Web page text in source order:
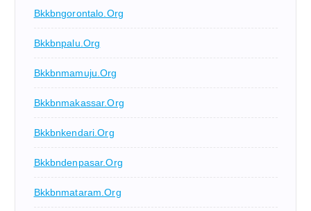
Bkkbngorontalo.org
Bkkbnpalu.org
Bkkbnmamuju.org
Bkkbnmakassar.org
Bkkbnkendari.org
Bkkbndenpasar.org
Bkkbnmataram.org